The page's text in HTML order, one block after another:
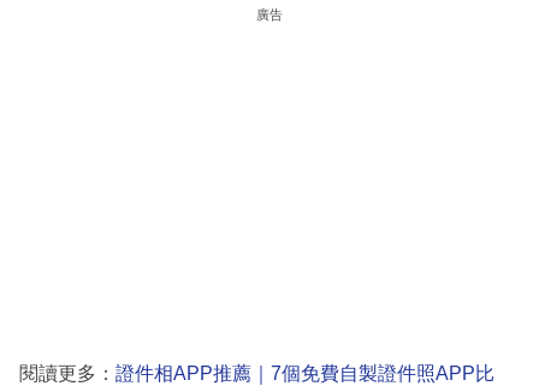
廣告
閱讀更多： 證件相APP推薦｜7個免費自製證件照APP比